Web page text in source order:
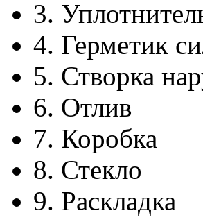
3.
4. Герметик
5. Створка
6. Отлив
7. Коробка
8. Стекло
9. Раскладка